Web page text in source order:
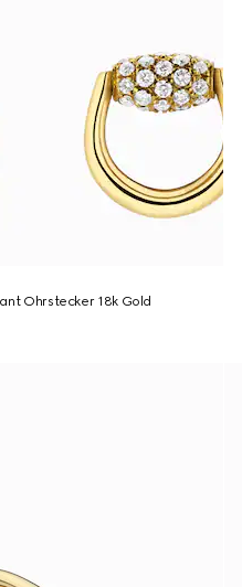
Ohrstecker 18k Gold